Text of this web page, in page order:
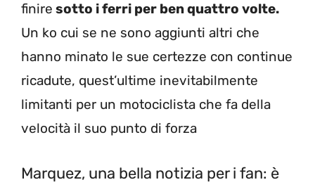
finire sotto i ferri per ben quattro volte.
Un ko cui se ne sono aggiunti altri che
hanno minato le sue certezze con continue
ricadute, quest’ultime inevitabilmente
limitanti per un motociclista che fa della
velocità il suo punto di forza
Marquez, una bella notizia per i fan: è